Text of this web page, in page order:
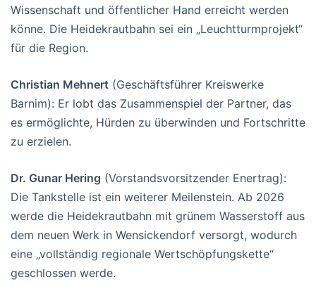
Wissenschaft und öffentlicher Hand erreicht werden
könne. Die Heidekrautbahn sei ein „Leuchtturmprojekt“
für die Region.
Christian Mehnert (Geschäftsführer Kreiswerke
Barnim): Er lobt das Zusammenspiel der Partner, das
es ermöglichte, Hürden zu überwinden und Fortschritte
zu erzielen.
Dr. Gunar Hering (Vorstandsvorsitzender Enertrag):
Die Tankstelle ist ein weiterer Meilenstein. Ab 2026
werde die Heidekrautbahn mit grünem Wasserstoff aus
dem neuen Werk in Wensickendorf versorgt, wodurch
eine „vollständig regionale Wertschöpfungskette“
geschlossen werde.